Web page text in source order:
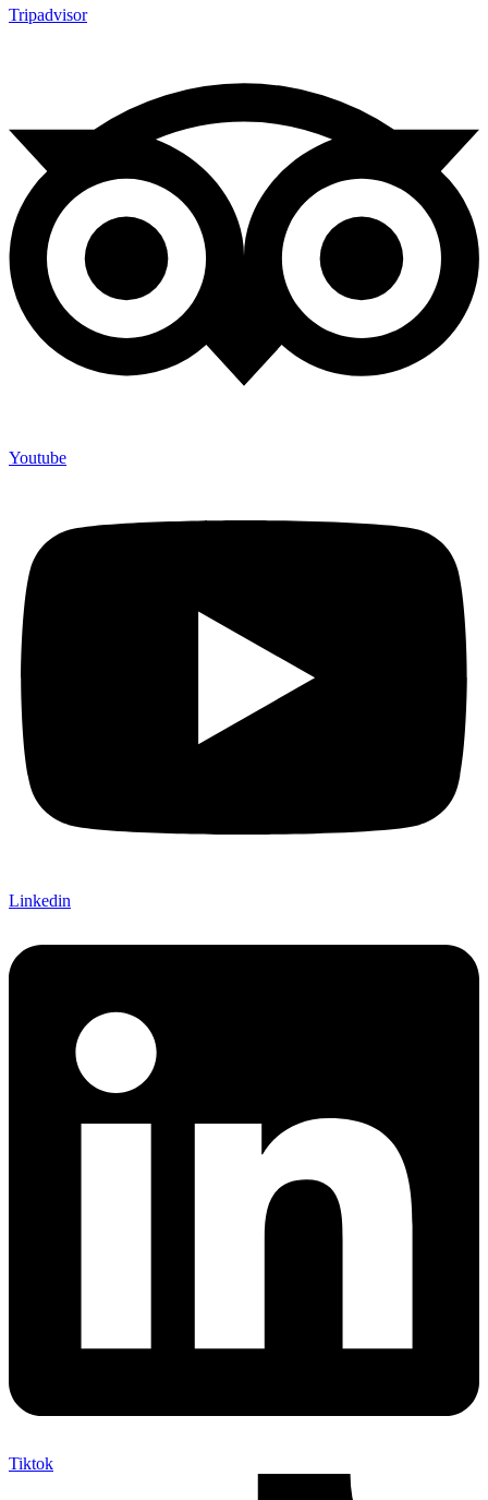
Tripadvisor
Youtube
Linkedin
Tiktok